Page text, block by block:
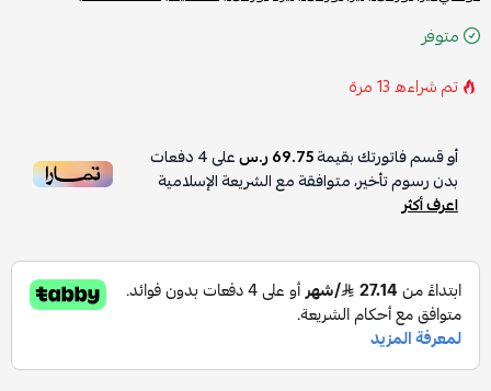
متوفر
تم شراءه13مرة
أو قسم فاتورتك بقيمة69.75 ر.س على4دفعات
بدون رسوم تأخير، متوافقة مع الشريعة الإسلامية
اعرف أكثر